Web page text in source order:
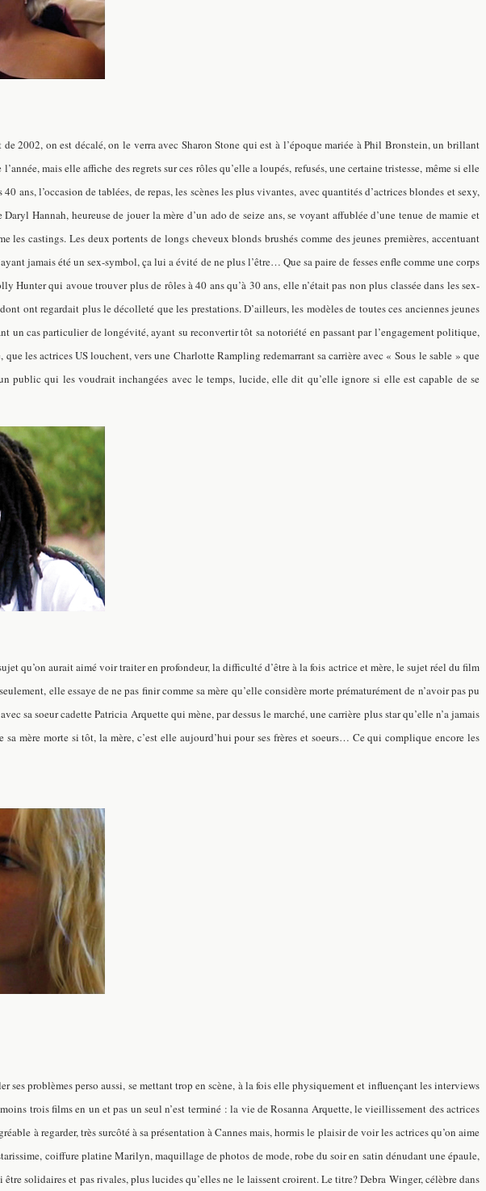
2002, on est décalé, on le verra avec Sharon Stone qui est à l’époque mariée à Phil Bronstein, un brillant
mais elle affiche des regrets sur ces rôles qu’elle a loupés, refusés, une certaine tristesse, même si elle
ans, l’occasion de tablées, de repas, les scènes les plus vivantes, avec quantités d’actrices blondes et sexy,
Hannah, heureuse de jouer la mère d’un ado de seize ans, se voyant affublée d’une tenue de mamie et
castings. Les deux portents de longs cheveux blonds brushés comme des jeunes premières, accentuant
jamais été un sex-symbol, ça lui a évité de ne plus l’être… Que sa paire de fesses enfle comme une corps
Hunter qui avoue trouver plus de rôles à 40 ans qu’à 30 ans, elle n’était pas non plus classée dans les sex-
ont regardait plus le décolleté que les prestations. D’ailleurs, les modèles de toutes ces anciennes jeunes
un cas particulier de longévité, ayant su reconvertir tôt sa notoriété en passant par l’engagement politique,
les actrices US louchent, vers une Charlotte Rampling redemarrant sa carrière avec « Sous le sable » que
public qui les voudrait inchangées avec le temps, lucide, elle dit qu’elle ignore si elle est capable de se
qu’on aurait aimé voir traiter en profondeur, la difficulté d’être à la fois actrice et mère, le sujet réel du film
elle essaye de ne pas finir comme sa mère qu’elle considère morte prématurément de n’avoir pas pu
sa soeur cadette Patricia Arquette qui mène, par dessus le marché, une carrière plus star qu’elle n’a jamais
mère morte si tôt, la mère, c’est elle aujourd’hui pour ses frères et soeurs… Ce qui complique encore les
problèmes perso aussi, se mettant trop en scène, à la fois elle physiquement et influençant les interviews
trois films en un et pas un seul n’est terminé : la vie de Rosanna Arquette, le vieillissement des actrices
à regarder, très surcôté à sa présentation à Cannes mais, hormis le plaisir de voir les actrices qu’on aime
coiffure platine Marilyn, maquillage de photos de mode, robe du soir en satin dénudant une épaule,
solidaires et pas rivales, plus lucides qu’elles ne le laissent croirent. Le titre? Debra Winger, célèbre dans